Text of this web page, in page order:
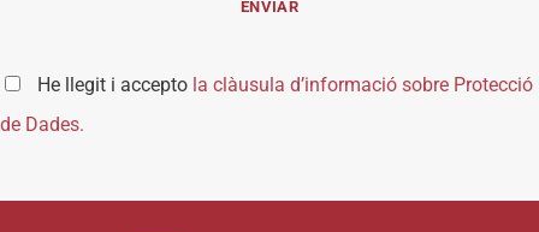
He llegit i accepto la clàusula d’informació sobre Protecció
de Dades.